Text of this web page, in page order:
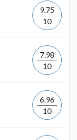
9.75
10
7.98
10
6.96
10